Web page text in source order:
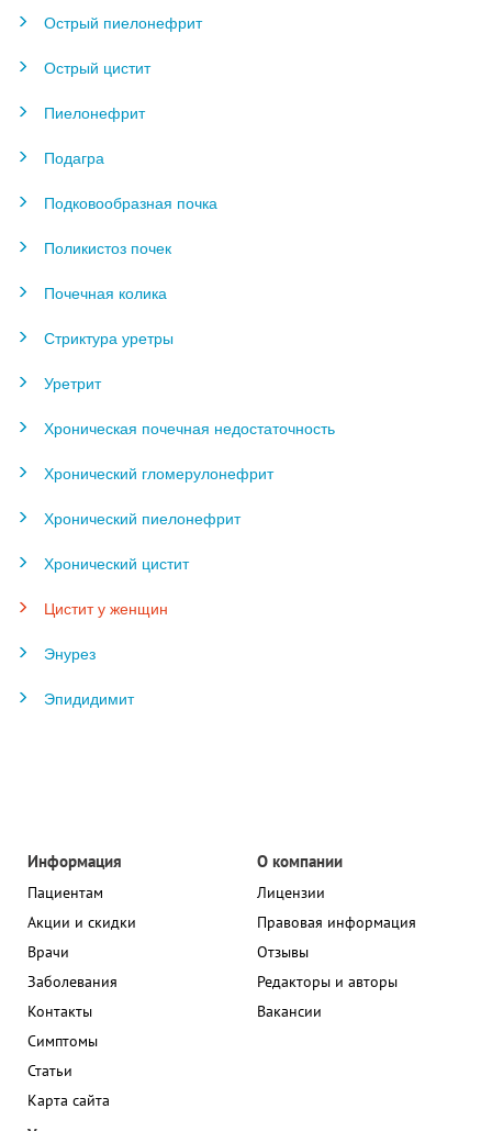
Острый пиелонефрит
Острый цистит
Пиелонефрит
Подагра
Подковообразная почка
Поликистоз почек
Почечная колика
Стриктура уретры
Уретрит
Хроническая почечная недостаточность
Хронический гломерулонефрит
Хронический пиелонефрит
Хронический цистит
Цистит у женщин
Энурез
Эпидидимит
Информация
Пациентам
Акции и скидки
Врачи
Заболевания
Контакты
Симптомы
Статьи
Карта сайта
О компании
Лицензии
Правовая информация
Отзывы
Редакторы и авторы
Вакансии